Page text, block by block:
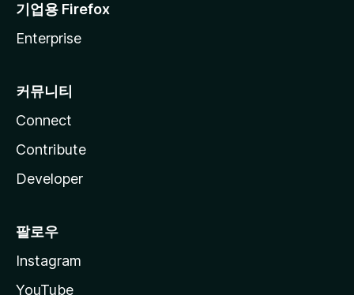
기업용 Firefox
Enterprise
커뮤니티
Connect
Contribute
Developer
팔로우
Instagram
YouTube